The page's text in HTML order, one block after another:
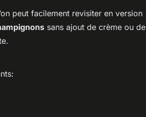
peut facilement revisiter en version
sans ajout de crème ou de